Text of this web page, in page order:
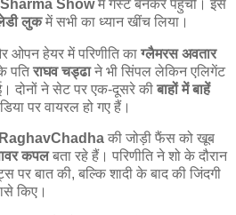
Showमें गेस्ट बनकर पहुंचीं। इस
लेडी लुकमें सभी का ध्यान खींच लिया।
ओपन हेयर में परिणीति काग्लैमरस अवतार
पतिराघव चड्ढाने भी सिंपल लेकिन एलिगेंट
दोनों ने सेट पर एक-दूसरे कीबाहों में बाहें
पर वायरल हो गए हैं।
की जोड़ी फैंस को खूब
कपलबता रहे हैं। परिणीति ने शो के दौरान
पर बात की, बल्कि शादी के बाद की जिंदगी
किए।